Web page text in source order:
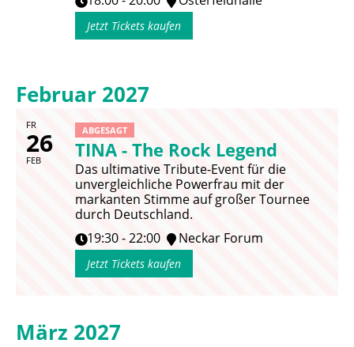
Jetzt Tickets kaufen
Februar 2027
FR
26
FEB
ABGESAGT
TINA - The Rock Legend
Das ultimative Tribute-Event für die
unvergleichliche Powerfrau mit der
markanten Stimme auf großer Tournee
durch Deutschland.
19:30 - 22:00
Neckar Forum
Jetzt Tickets kaufen
März 2027